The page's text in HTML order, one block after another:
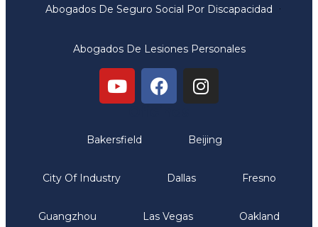
Abogados De Seguro Social Por Discapacidad
Abogados De Lesiones Personales
Bakersfield Beijing
City Of Industry Dallas Fresno
Guangzhou Las Vegas Oakland